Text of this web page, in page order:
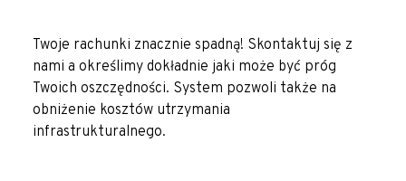
Twoje rachunki znacznie spadną! Skontaktuj się z
nami a określimy dokładnie jaki może być próg
Twoich oszczędności. System pozwoli także na
obniżenie kosztów utrzymania
infrastrukturalnego.